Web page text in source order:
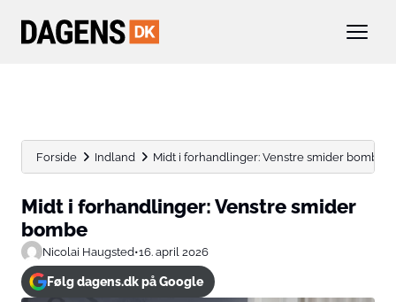
Forside Indland Midt i forhandlinger: Venstre smider bombe
Midt i forhandlinger: Venstre smider
bombe
Nicolai Haugsted•16. april 2026
Følg dagens.dk på Google